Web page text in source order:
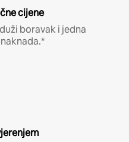
cijene
boravak i jedna